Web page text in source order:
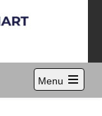
Menu
Open